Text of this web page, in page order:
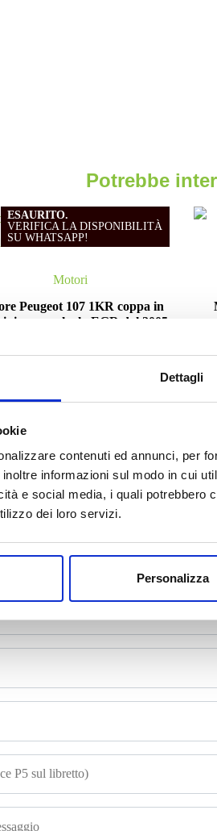
Dettagli
contenuti ed annunci, per
informazioni sul modo in cui
e social media, i quali potrebbero
dei loro servizi.
Personalizza
Potrebbe
Motori
ESAURITO.
VERIFICA LA DISPONIBILITÀ
SU WHATSAPP!
Peugeot 107 1KR coppa in
con valvola EGR dal 2005
il form e